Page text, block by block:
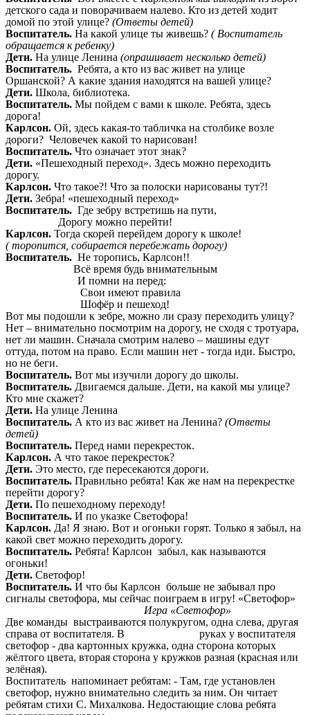
детского сада и поворачиваем налево. Кто из детей ходит
домой по этой улице? (Ответы детей)
Воспитатель. На какой улице ты живешь? ( Воспитатель
обращается к ребенку)
Дети. На улице Ленина (опрашивает несколько детей)
Воспитатель. Ребята, а кто из вас живет на улице
Оршанской? А какие здания находятся на вашей улице?
Дети. Школа, библиотека.
Воспитатель. Мы пойдем с вами к школе. Ребята, здесь
дорога!
Карлсон. Ой, здесь какая-то табличка на столбике возле
дороги? Человечек какой то нарисован!
Воспитатель. Что означает этот знак?
Дети. «Пешеходный переход». Здесь можно переходить
дорогу.
Карлсон. Что такое?! Что за полоски нарисованы тут?!
Дети. Зебра! «пешеходный переход»
Воспитатель. Где зебру встретишь на пути,
Дорогу можно перейти!
Карлсон. Тогда скорей перейдем дорогу к школе!
( торопится, собирается перебежать дорогу)
Воспитатель. Не торопись, Карлсон!!
Всё время будь внимательным
И помни на перед:
Свои имеют правила
Шофёр и пешеход!
Вот мы подошли к зебре, можно ли сразу переходить улицу?
Нет – внимательно посмотрим на дорогу, не сходя с тротуара,
нет ли машин. Сначала смотрим налево – машины едут
оттуда, потом на право. Если машин нет - тогда иди. Быстро,
но не беги.
Воспитатель. Вот мы изучили дорогу до школы.
Воспитатель. Двигаемся дальше. Дети, на какой мы улице?
Кто мне скажет?
Дети. На улице Ленина
Воспитатель. А кто из вас живет на Ленина? (Ответы
детей)
Воспитатель. Перед нами перекресток.
Карлсон. А что такое перекресток?
Дети. Это место, где пересекаются дороги.
Воспитатель. Правильно ребята! Как же нам на перекрестке
перейти дорогу?
Дети. По пешеходному переходу!
Воспитатель. И по указке Светофора!
Карлсон. Да! Я знаю. Вот и огоньки горят. Только я забыл, на
какой свет можно переходить дорогу.
Воспитатель. Ребята! Карлсон забыл, как называются
огоньки!
Дети. Светофор!
Воспитатель. И что бы Карлсон больше не забывал про
сигналы светофора, мы сейчас поиграем в игру! «Светофор»
Игра «Светофор»
Две команды выстраиваются полукругом, одна слева, другая
справа от воспитателя. В руках у воспитателя
светофор - два картонных кружка, одна сторона которых
жёлтого цвета, вторая сторона у кружков разная (красная или
зелёная).
Воспитатель напоминает ребятам: - Там, где установлен
светофор, нужно внимательно следить за ним. Он читает
ребятам стихи С. Михалкова. Недостающие слова ребята